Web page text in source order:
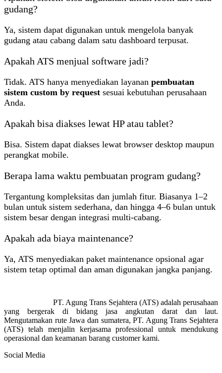
gudang?
Ya, sistem dapat digunakan untuk mengelola banyak
gudang atau cabang dalam satu dashboard terpusat.
Apakah ATS menjual software jadi?
Tidak. ATS hanya menyediakan layanan pembuatan
sistem custom by request sesuai kebutuhan perusahaan
Anda.
Apakah bisa diakses lewat HP atau tablet?
Bisa. Sistem dapat diakses lewat browser desktop maupun
perangkat mobile.
Berapa lama waktu pembuatan program gudang?
Tergantung kompleksitas dan jumlah fitur. Biasanya 1–2
bulan untuk sistem sederhana, dan hingga 4–6 bulan untuk
sistem besar dengan integrasi multi-cabang.
Apakah ada biaya maintenance?
Ya, ATS menyediakan paket maintenance opsional agar
sistem tetap optimal dan aman digunakan jangka panjang.
PT. Agung Trans Sejahtera (ATS) adalah perusahaan
yang bergerak di bidang jasa angkutan darat dan laut.
Mengutamakan rute Jawa dan sumatera, PT. Agung Trans Sejahtera
(ATS) telah menjalin kerjasama professional untuk mendukung
operasional dan keamanan barang customer kami.
Social Media